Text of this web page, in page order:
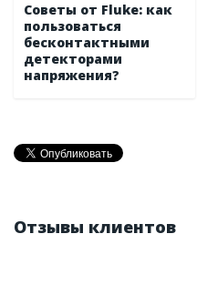
Советы от Fluke: как
пользоваться
бесконтактными
детекторами
напряжения?
Отзывы клиентов